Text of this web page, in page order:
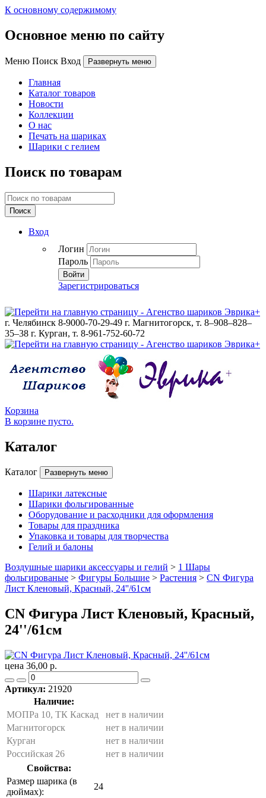
К основному содержимому
Основное меню по сайту
Меню Поиск Вход Развернуть меню
Главная
Каталог товаров
Новости
Коллекции
О нас
Печать на шариках
Шарики с гелием
Поиск по товарам
Поиск
Вход
Логин
Пароль
Войти
Зарегистрироваться
г. Челябинск 8-9000-70-29-49 г. Магнитогорск, т. 8–908–828–
35–38 г. Курган, т. 8-961-752-60-72
Корзина
В корзине пусто.
Каталог
Каталог Развернуть меню
Шарики латексные
Шарики фольгированные
Оборудование и расходники для оформления
Товары для праздника
Упаковка и товары для творчества
Гелий и балоны
Воздушные шарики аксессуары и гелий > 1 Шары
фольгированые > Фигуры Большие > Растения > CN Фигура
Лист Кленовый, Красный, 24''/61см
CN Фигура Лист Кленовый, Красный,
24''/61см
цена 36,00 р.
Артикул: 21920
Наличие:
МОПРа 10, ТК Каскад
нет в наличии
Магнитогорск
нет в наличии
Курган
нет в наличии
Российская 26
нет в наличии
Свойства:
Размер шарика (в
дюймах):
24